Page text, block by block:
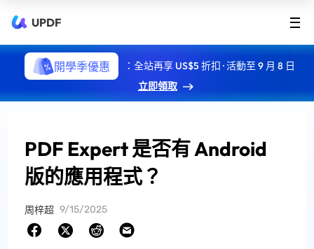
UPDF
開學季優惠
：全站再享 US$5 折扣 · 活動至 9 月 8 日
立即領取
PDF Expert 是否有 Android
版的應用程式？
周梓超 9/15/2025